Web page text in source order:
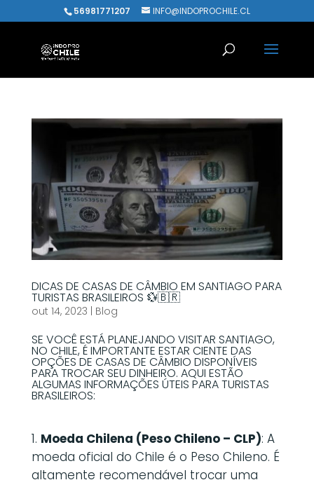
56981771207 INFO@INDOPROCHILE.CL
DICAS DE CASAS DE CÂMBIO EM SANTIAGO PARA
TURISTAS BRASILEIROS 💱🇧🇷
out 14, 2023 | Blog
SE VOCÊ ESTÁ PLANEJANDO VISITAR SANTIAGO,
NO CHILE, É IMPORTANTE ESTAR CIENTE DAS
OPÇÕES DE CASAS DE CÂMBIO DISPONÍVEIS
PARA TROCAR SEU DINHEIRO. AQUI ESTÃO
ALGUMAS INFORMAÇÕES ÚTEIS PARA TURISTAS
BRASILEIROS:
Moeda Chilena (Peso Chileno – CLP): A
moeda oficial do Chile é o Peso Chileno. É
altamente recomendável trocar uma